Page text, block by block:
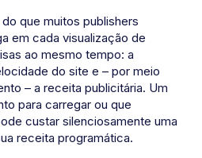
que muitos publishers
em cada visualização de
ao mesmo tempo: a
do site e – por meio
– a receita publicitária. Um
para carregar ou que
custar silenciosamente uma
receita programática.